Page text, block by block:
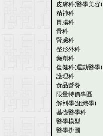
皮膚科(醫學美容)
精神科
胃腸科
骨科
腎臟科
整形外科
藥劑科
復健科(運動醫學)
護理科
食品營養
限量特價專區
解剖學(組織學)
基礎醫學科
醫學模型
醫學掛圖